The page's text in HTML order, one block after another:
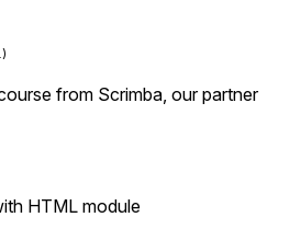
from Scrimba, our partner
HTML module